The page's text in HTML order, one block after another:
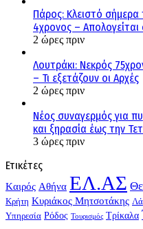
Πάρος: Κλειστό
4χρονος – Απολογείται
2 ώρες πριν
Λουτράκι: Νεκρός
– Τι εξετάζουν οι Αρχές
2 ώρες πριν
Νέος συναγερμός για
και ξηρασία έως την
3 ώρες πριν
Ετικέτες
Kαιρός Αθήνα ΕΛ.ΑΣ
Κρήτη Κυριάκος Μητσοτάκης
Υπηρεσία Ρόδος Τουρισμός Τρίκαλα